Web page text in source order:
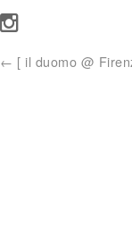
← [ il duomo @